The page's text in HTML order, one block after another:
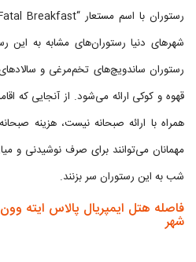
شهرهای دنیا رستوران‌های مشابه به این
رستوران ساندویچ‌های تخم‌مرغی و
قهوه و کوکی ارائه می‌شود. از آنجایی که
همراه با ارائه صبحانه نیست، هزینه
شب به این رستوران سر بزنند.
فاصله هتل ایمپریال پالاس ایته
شهر